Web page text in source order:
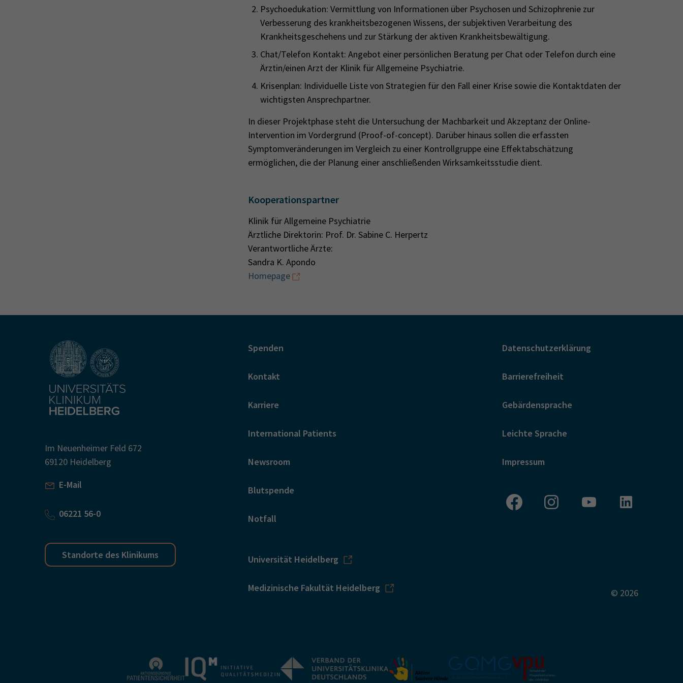
Psychoedukation: Vermittlung von Informationen über Psychosen und Schizophrenie zur
Verbesserung des krankheitsbezogenen Wissens, der subjektiven Verarbeitung des
Krankheitsgeschehens und zur Stärkung der aktiven Krankheitsbewältigung.
Chat/Telefon Kontakt: Angebot einer persönlichen Beratung per Chat oder Telefon durch eine
Ärztin/einen Arzt der Klinik für Allgemeine Psychiatrie.
Krisenplan: Individuelle Liste von Strategien für den Fall einer Krise sowie die Kontaktdaten der
wichtigsten Ansprechpartner.
In dieser Projektphase steht die Untersuchung der Machbarkeit und Akzeptanz der Online-
Intervention im Vordergrund (Proof-of-concept). Darüber hinaus sollen die erfassten
Symptomveränderungen im Vergleich zu einer Kontrollgruppe eine Effektabschätzung
ermöglichen, die der Planung einer anschließenden Wirksamkeitsstudie dient.
Kooperationspartner
Klinik für Allgemeine Psychiatrie
Ärztliche Direktorin: Prof. Dr. Sabine C. Herpertz
Verantwortliche Ärzte:
Sandra K. Apondo
Homepage
Im Neuenheimer Feld 672
69120 Heidelberg
E-Mail
06221 56-0
Standorte des Klinikums
Spenden
Kontakt
Karriere
International Patients
Newsroom
Blutspende
Notfall
Universität Heidelberg
Medizinische Fakultät Heidelberg
Datenschutzerklärung
Barrierefreiheit
Gebärdensprache
Leichte Sprache
Impressum
© 2026